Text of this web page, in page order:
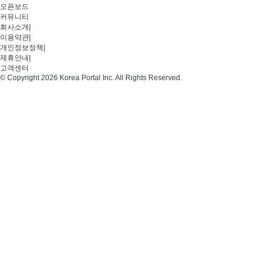
오픈보드
커뮤니티
회사소개
이용약관
개인정보정책
제휴안내
고객센터
© Copyright 2026 Korea Portal Inc. All Rights Reserved.